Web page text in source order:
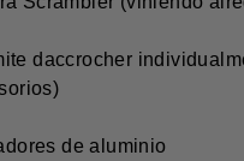
daccrocher
de aluminio